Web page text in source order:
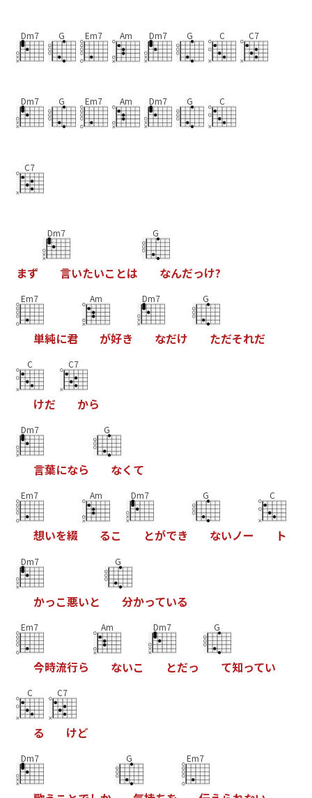
Dm7 G Em7 Am Dm7 G C C7
Dm7 G Em7 Am Dm7 G C
C7
まず
Dm7
言いたいこ とは
G
なんだっけ?
Em7
単純に君
Am
が好き
Dm7
なだけ
G
ただそれだ
C
けだ
C7
から
Dm7
言葉になら
G
なく て
Em7
想いを綴
Am
るこ
Dm7
とができ
G
ないノー
C
ト
Dm7
かっこ悪いと
G
分かっている
Em7
今時流行ら
Am
ないこ
Dm7
とだっ
G
て知ってい
C
る
C7
けど
Dm7 G Em7